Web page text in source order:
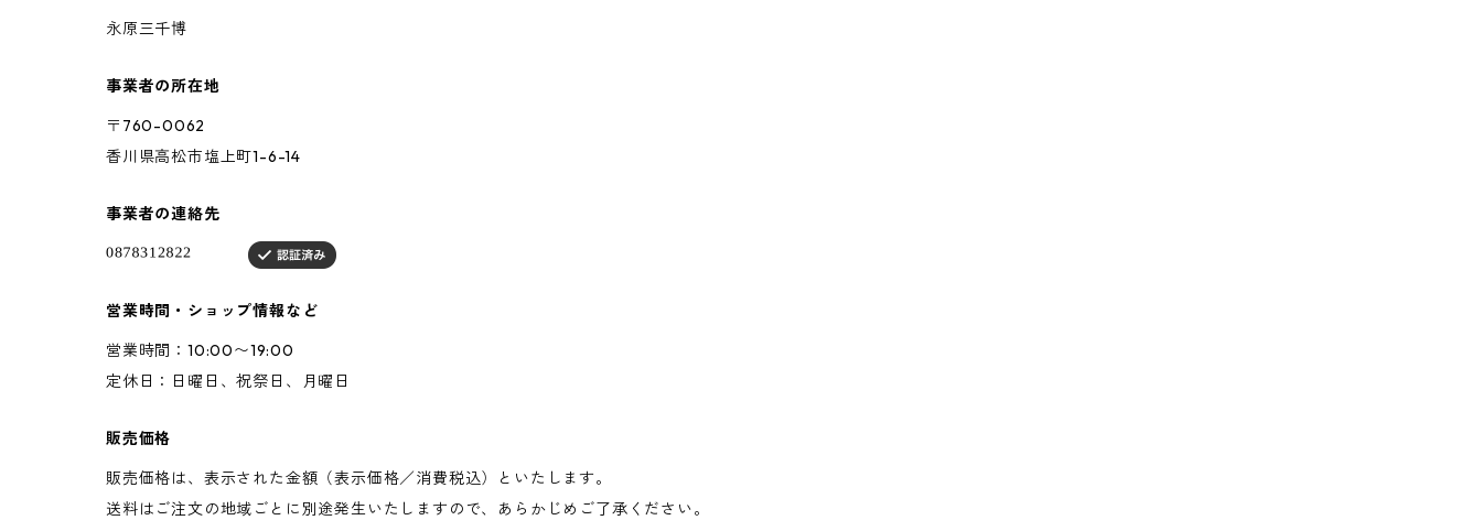
永原三千博
事業者の所在地
〒760-0062
香川県高松市塩上町1-6-14
事業者の連絡先
営業時間・ショップ情報など
営業時間：10:00〜19:00
定休日：日曜日、祝祭日、月曜日
販売価格
販売価格は、表示された金額（表示価格／消費税込）といたします。
送料はご注文の地域ごとに別途発生いたしますので、あらかじめご了承ください。